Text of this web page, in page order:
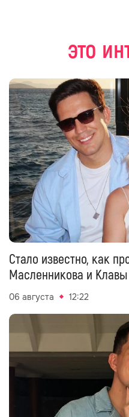
это
Стало известно, как
Масленникова и
06 августа 12:22